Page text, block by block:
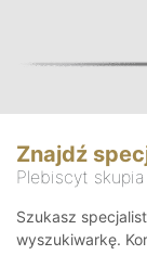
Znajdź
Plebiscyt
Szukasz
wyszukiwarkę.